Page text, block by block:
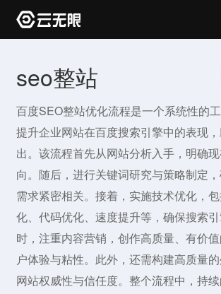
seo整站
百度SEO整站优化流程是一个系统性的
提升企业网站在百度搜索引擎中的表现
出。该流程首先从网站分析入手，明确
向。随后，进行关键词研究与策略制定
需求紧密相关。接着，实施技术优化，
化、代码优化、速度提升等，确保搜索
时，注重内容营销，创作高质量、有价
户体验与粘性。此外，还需构建高质量
网站权威性与信任度。整个流程中，持